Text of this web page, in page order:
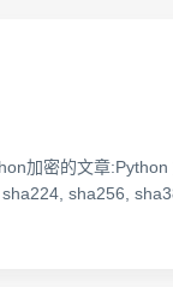
加密的文章
sha256,